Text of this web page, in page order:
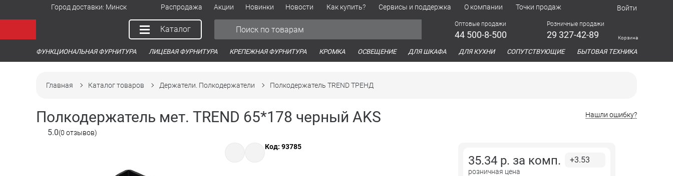
Город доставки: Минск Распродажа Акции Новинки Новости Как купить? Сервисы и поддержка О компании Точки продаж Войти
Каталог
Оптовые продажи
44 500-8-500
Розничные продажи
29 327-42-89 Корзина
ФУНКЦИОНАЛЬНАЯ ФУРНИТУРА ЛИЦЕВАЯ ФУРНИТУРА КРЕПЕЖНАЯ ФУРНИТУРА КРОМКА ОСВЕЩЕНИЕ ДЛЯ ШКАФА ДЛЯ КУХНИ СОПУТСТВУЮЩИЕ БЫТОВАЯ ТЕХНИКА
Главная Каталог товаров Держатели. Полкодержатели Полкодержатель TREND ТРЕНД
Полкодержатель мет. TREND 65*178 черный AKS
5.0(0 отзывов)
Нашли ошибку?
Код: 93785
35.34 р. за комп.
розничная цена
+3.53